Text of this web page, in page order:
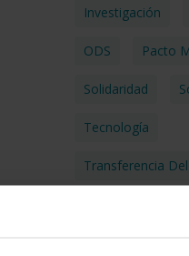
Investigación
ODS Pacto
Solidaridad
Tecnología
Transferencia